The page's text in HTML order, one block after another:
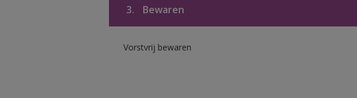
3. Bewaren
Vorstvrij bewaren